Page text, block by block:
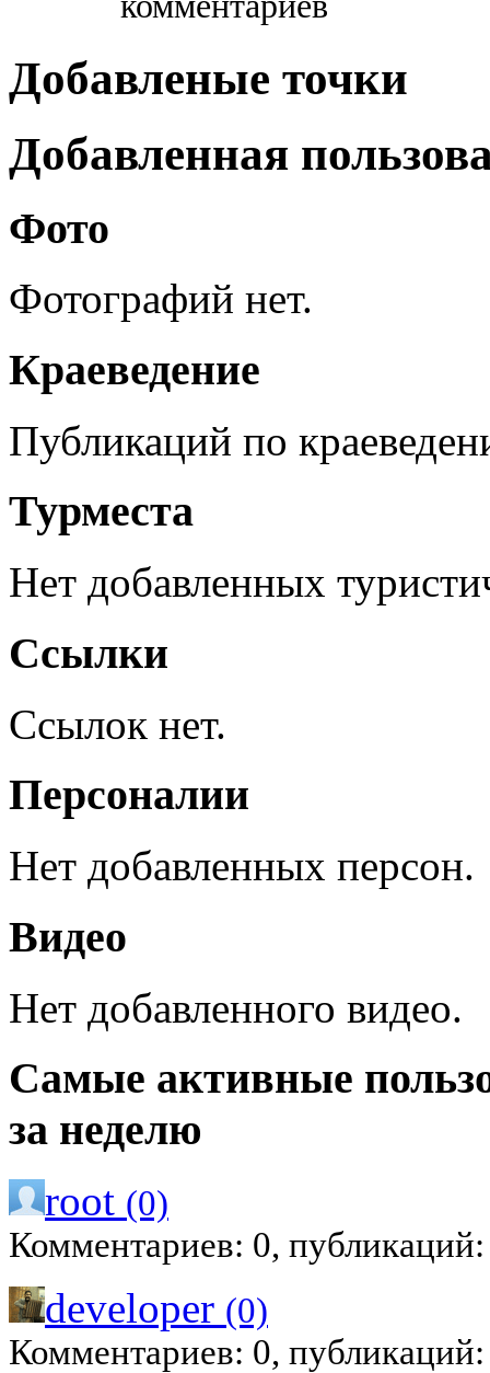
Добавленые точки
Добавленная
Фото
Фотографий нет.
Краеведение
Публикаций по
Турместа
Нет добавленных
Ссылки
Ссылок нет.
Персоналии
Нет добавленных персон.
Видео
Нет добавленного видео.
Самые активные
за неделю
root (0)
Комментариев: 0,
developer (0)
Комментариев: 0,